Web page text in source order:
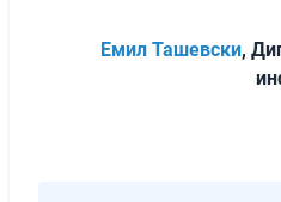
Емил Ташевски,